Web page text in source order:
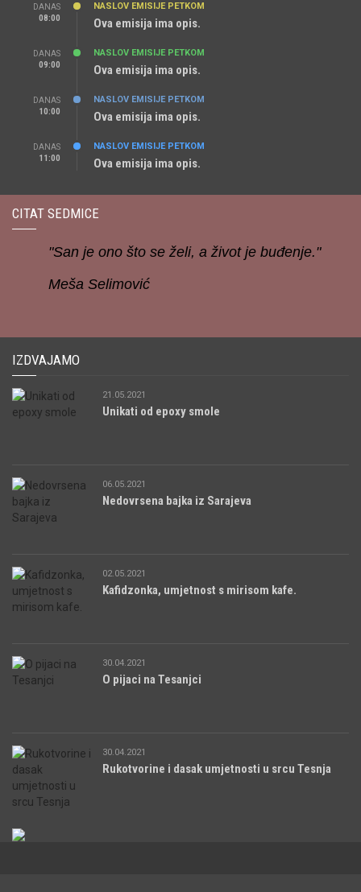
DANAS
08:00
NASLOV EMISIJE PETKOM
Ova emisija ima opis.
DANAS
09:00
NASLOV EMISIJE PETKOM
Ova emisija ima opis.
DANAS
10:00
NASLOV EMISIJE PETKOM
Ova emisija ima opis.
DANAS
11:00
NASLOV EMISIJE PETKOM
Ova emisija ima opis.
CITAT SEDMICE
"San je ono što se želi, a život je buđenje."
Meša Selimović
IZDVAJAMO
21.05.2021
Unikati od epoxy smole
06.05.2021
Nedovrsena bajka iz Sarajeva
02.05.2021
Kafidzonka, umjetnost s mirisom kafe.
30.04.2021
O pijaci na Tesanjci
30.04.2021
Rukotvorine i dasak umjetnosti u srcu Tesnja